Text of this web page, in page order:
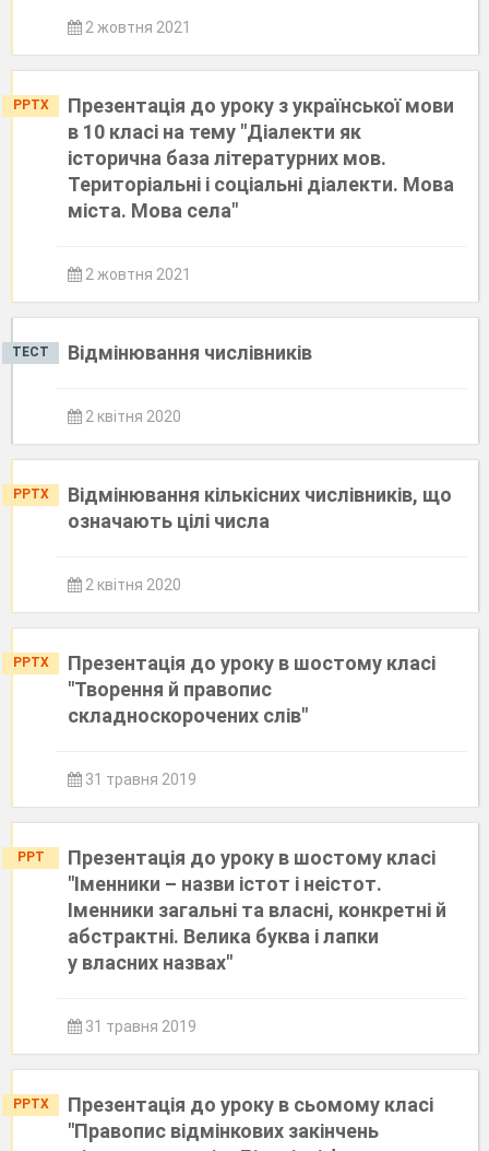
2 жовтня 2021
PPTX
Презентація до уроку з української мови
в 10 класі на тему "Діалекти як
історична база літературних мов.
Територіальні і соціальні діалекти. Мова
міста. Мова села"
2 жовтня 2021
ТЕСТ Відмінювання числівників
2 квітня 2020
PPTX
Відмінювання кількісних числівників, що
означають цілі числа
2 квітня 2020
PPTX
Презентація до уроку в шостому класі
"Творення й правопис
складноскорочених слів"
31 травня 2019
PPT
Презентація до уроку в шостому класі
"Іменники – назви істот і неістот.
Іменники загальні та власні, конкретні й
абстрактні. Велика буква і лапки
у власних назвах"
31 травня 2019
PPTX
Презентація до уроку в сьомому класі
"Правопис відмінкових закінчень